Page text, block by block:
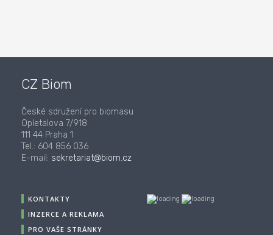
CZ Biom
České sdružení pro biomasu
Opletalova 7/918
111 44 Praha 1
Tel.: 604 856 036
E-mail: sekretariat@biom.cz
KONTAKTY
INZERCE A REKLAMA
PRO VAŠE STRÁNKY